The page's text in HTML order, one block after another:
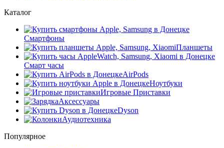
Каталог
Смартфоны
Планшеты
Смарт часы
AirPods
Ноутбуки
Игровые Приставки
Аксессуары
Dyson
Аудиотехника
Популярное